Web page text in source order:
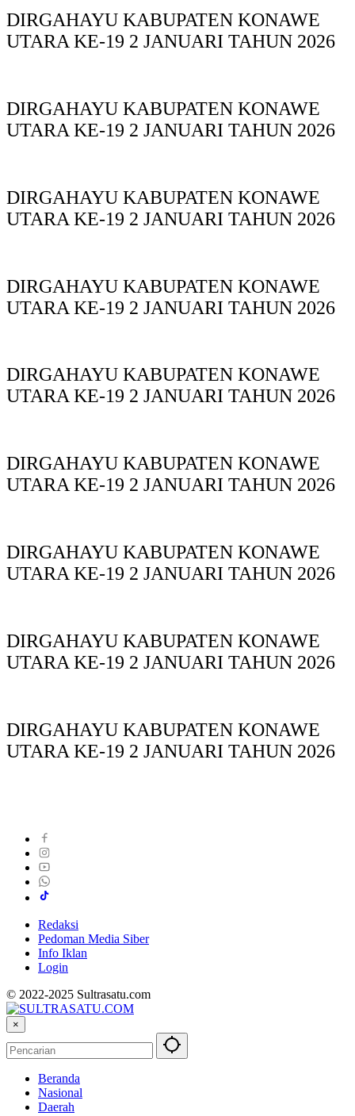
DIRGAHAYU KABUPATEN KONAWE
UTARA KE-19 2 JANUARI TAHUN 2026
DIRGAHAYU KABUPATEN KONAWE
UTARA KE-19 2 JANUARI TAHUN 2026
DIRGAHAYU KABUPATEN KONAWE
UTARA KE-19 2 JANUARI TAHUN 2026
DIRGAHAYU KABUPATEN KONAWE
UTARA KE-19 2 JANUARI TAHUN 2026
DIRGAHAYU KABUPATEN KONAWE
UTARA KE-19 2 JANUARI TAHUN 2026
DIRGAHAYU KABUPATEN KONAWE
UTARA KE-19 2 JANUARI TAHUN 2026
DIRGAHAYU KABUPATEN KONAWE
UTARA KE-19 2 JANUARI TAHUN 2026
DIRGAHAYU KABUPATEN KONAWE
UTARA KE-19 2 JANUARI TAHUN 2026
DIRGAHAYU KABUPATEN KONAWE
UTARA KE-19 2 JANUARI TAHUN 2026
Redaksi
Pedoman Media Siber
Info Iklan
Login
© 2022-2025 Sultrasatu.com
×
Beranda
Nasional
Daerah